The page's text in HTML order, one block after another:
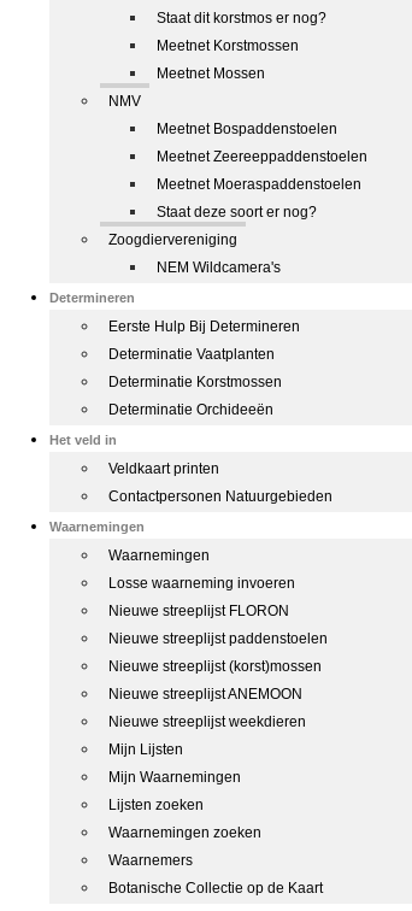
Staat dit korstmos er nog?
Meetnet Korstmossen
Meetnet Mossen
NMV
Meetnet Bospaddenstoelen
Meetnet Zeereeppaddenstoelen
Meetnet Moeraspaddenstoelen
Staat deze soort er nog?
Zoogdiervereniging
NEM Wildcamera's
Determineren
Eerste Hulp Bij Determineren
Determinatie Vaatplanten
Determinatie Korstmossen
Determinatie Orchideeën
Het veld in
Veldkaart printen
Contactpersonen Natuurgebieden
Waarnemingen
Waarnemingen
Losse waarneming invoeren
Nieuwe streeplijst FLORON
Nieuwe streeplijst paddenstoelen
Nieuwe streeplijst (korst)mossen
Nieuwe streeplijst ANEMOON
Nieuwe streeplijst weekdieren
Mijn Lijsten
Mijn Waarnemingen
Lijsten zoeken
Waarnemingen zoeken
Waarnemers
Botanische Collectie op de Kaart